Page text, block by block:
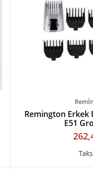
Remington Erkek
E51